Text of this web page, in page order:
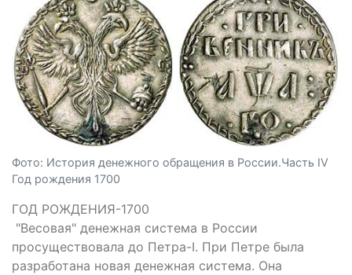
Фото: История денежного обращения в России.Часть IV
Год рождения 1700
ГОД РОЖДЕНИЯ-1700
"Весовая" денежная система в России
просуществовала до Петра-I. При Петре была
разработана новая денежная система. Она